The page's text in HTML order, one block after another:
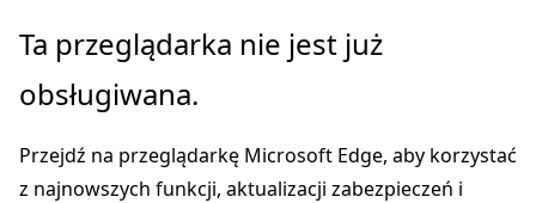
Przejdź
głównej
Przejdź
nawigacji
stronie
Ta przeglądarka nie jest już
obsługiwana.
Przejdź na przeglądarkę Microsoft Edge, aby korzystać
z najnowszych funkcji, aktualizacji zabezpieczeń i